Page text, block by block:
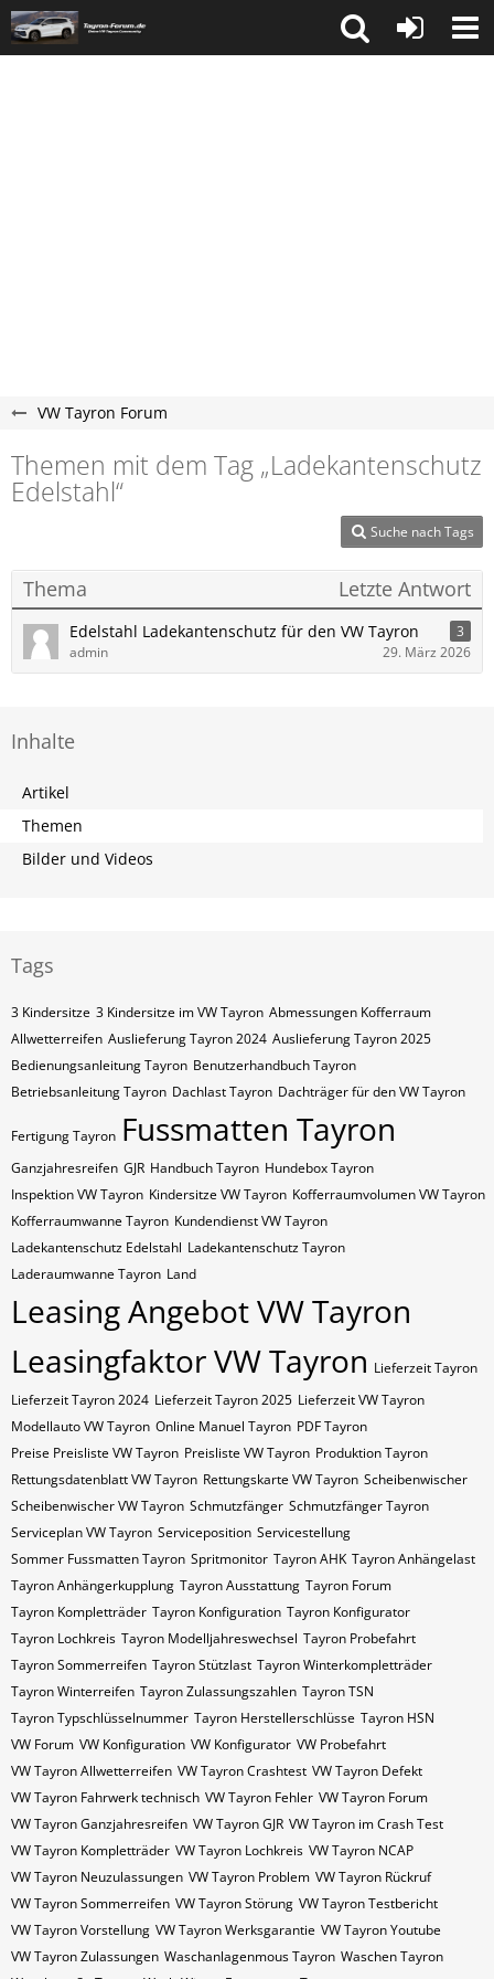
VW Tayron Forum
Themen mit dem Tag „Ladekantenschutz
Edelstahl“
Suche nach Tags
Thema Letzte Antwort
Edelstahl Ladekantenschutz für den VW Tayron
3
admin
29. März 2026
Inhalte
Artikel
Themen
Bilder und Videos
Tags
3 Kindersitze 3 Kindersitze im VW Tayron Abmessungen Kofferraum
Allwetterreifen Auslieferung Tayron 2024 Auslieferung Tayron 2025
Bedienungsanleitung Tayron Benutzerhandbuch Tayron
Betriebsanleitung Tayron Dachlast Tayron Dachträger für den VW Tayron
Fertigung Tayron Fussmatten Tayron
Ganzjahresreifen GJR Handbuch Tayron Hundebox Tayron
Inspektion VW Tayron Kindersitze VW Tayron Kofferraumvolumen VW Tayron
Kofferraumwanne Tayron Kundendienst VW Tayron
Ladekantenschutz Edelstahl Ladekantenschutz Tayron
Laderaumwanne Tayron Land
Leasing Angebot VW Tayron
Leasingfaktor VW Tayron Lieferzeit Tayron
Lieferzeit Tayron 2024 Lieferzeit Tayron 2025 Lieferzeit VW Tayron
Modellauto VW Tayron Online Manuel Tayron PDF Tayron
Preise Preisliste VW Tayron Preisliste VW Tayron Produktion Tayron
Rettungsdatenblatt VW Tayron Rettungskarte VW Tayron Scheibenwischer
Scheibenwischer VW​ Tayron Schmutzfänger Schmutzfänger Tayron
Serviceplan VW Tayron Serviceposition Servicestellung
Sommer Fussmatten Tayron Spritmonitor Tayron AHK Tayron Anhängelast
Tayron Anhängerkupplung Tayron Ausstattung Tayron Forum
Tayron Kompletträder Tayron Konfiguration Tayron Konfigurator
Tayron Lochkreis Tayron Modelljahreswechsel Tayron Probefahrt
Tayron Sommerreifen Tayron Stützlast Tayron Winterkompletträder
Tayron Winterreifen Tayron Zulassungszahlen Tayron​​​​ TSN
Tayron​​​​ Typschlüsselnummer Tayron​​​​​ Herstellerschlüsse Tayron​​​​​ HSN
VW Forum VW Konfiguration VW Konfigurator VW Probefahrt
VW Tayron Allwetterreifen VW Tayron Crashtest VW Tayron Defekt
VW Tayron Fahrwerk technisch VW Tayron Fehler VW Tayron Forum
VW Tayron Ganzjahresreifen VW Tayron GJR VW Tayron im Crash Test
VW Tayron Kompletträder VW Tayron Lochkreis VW Tayron NCAP
VW Tayron Neuzulassungen VW Tayron Problem VW Tayron Rückruf
VW Tayron Sommerreifen VW Tayron Störung VW Tayron Testbericht
VW Tayron Vorstellung VW Tayron Werksgarantie VW Tayron Youtube
VW Tayron Zulassungen Waschanlagenmous Tayron Waschen Tayron